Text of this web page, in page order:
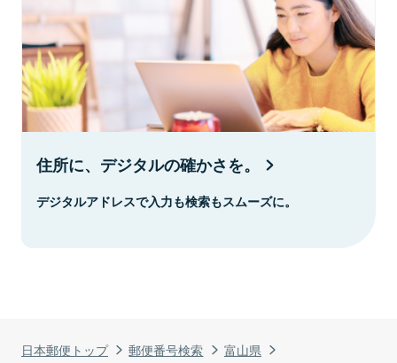
日本郵便トップ 郵便番号検索
富山県
住所に、デジタルの確かさを。
デジタルアドレスで入力も検索もスムーズに。